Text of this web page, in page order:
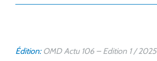
Édition: OMD Actu 106 – Edition 1 / 2025